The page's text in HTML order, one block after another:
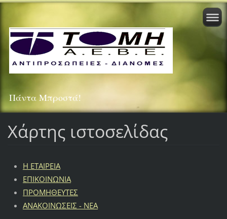
Πάντα Μπροστά!
Χάρτης ιστοσελίδας
Η ΕΤΑΙΡΕΙΑ
ΕΠΙΚΟΙΝΩΝΙΑ
ΠΡΟΜΗΘΕΥΤΕΣ
ΑΝΑΚΟΙΝΩΣΕΙΣ - ΝΕΑ